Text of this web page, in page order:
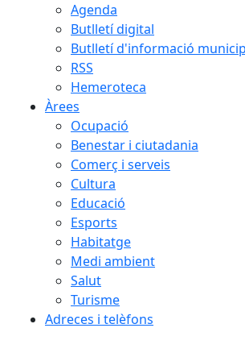
Agenda
Butlletí digital
Butlletí d'informació
RSS
Hemeroteca
Àrees
Ocupació
Benestar i ciutadania
Comerç i serveis
Cultura
Educació
Esports
Habitatge
Medi ambient
Salut
Turisme
Adreces i telèfons